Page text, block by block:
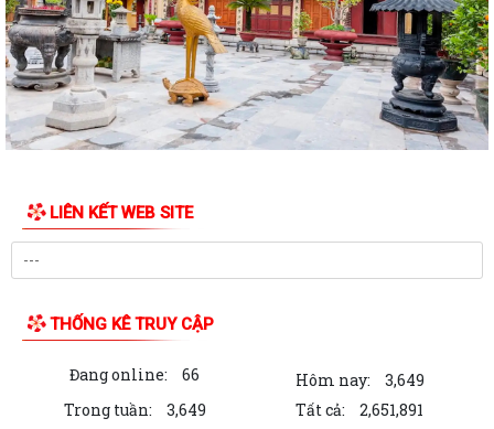
QUYẾT ĐỊNH Về việc công nhận người tham gia hoạt động ở thôn Nam
Vang
Công văn V/v tăng cường bảo vệ, bảo quản an toàn tài liệu lưu trữ
trước diễn biến phức tạp của biến...
KẾ HOẠCH Tăng cường thực thi hiệu quả Công ước về quyền của người
QUYẾT ĐỊNH Cho thôi giữ chức danh Chủ tịch Hội Người cao tuổi xã Hà
Bắc nhiệm kỳ 2026 - 2031
Bắc nhiệm kỳ 2026 - 2031
án, kế hoạch sắp xếp các cơ sở giáo dục mầm...
QUYẾT ĐỊNH Về việc công nhận người tham gia hoạt động ở thôn Cổ
LIÊN KẾT WEB SITE
THỐNG KÊ TRUY CẬP
Đang online: 66 Hôm nay:
3,649
Trong tuần:
3,649 Tất cả: 2,651,891